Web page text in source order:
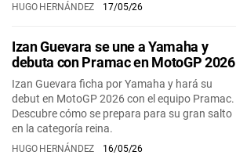
HUGO HERNÁNDEZ 17/05/26
Izan Guevara se une a Yamaha y
debuta con Pramac en MotoGP 2026
Izan Guevara ficha por Yamaha y hará su
debut en MotoGP 2026 con el equipo Pramac.
Descubre cómo se prepara para su gran salto
en la categoría reina.
HUGO HERNÁNDEZ 16/05/26